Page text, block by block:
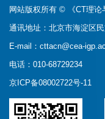
网站版权所有 © 《CT理
通讯地址：北京市海淀区
E-mail： cttacn@cea-
电话：010-68729234
京ICP备08002722号-11